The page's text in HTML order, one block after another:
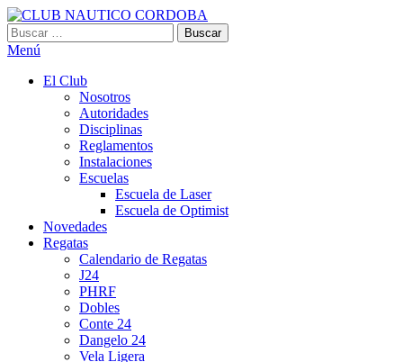
Saltar
al
contenido
CLUB NAUTICO CORDOBA
VILLA CARLOS PAZ
Buscar:
Menú
El Club
Nosotros
Autoridades
Disciplinas
Reglamentos
Instalaciones
Escuelas
Escuela de Laser
Escuela de Optimist​
Novedades
Regatas
Calendario de Regatas
J24
PHRF
Dobles
Conte 24
Dangelo 24
Vela Ligera